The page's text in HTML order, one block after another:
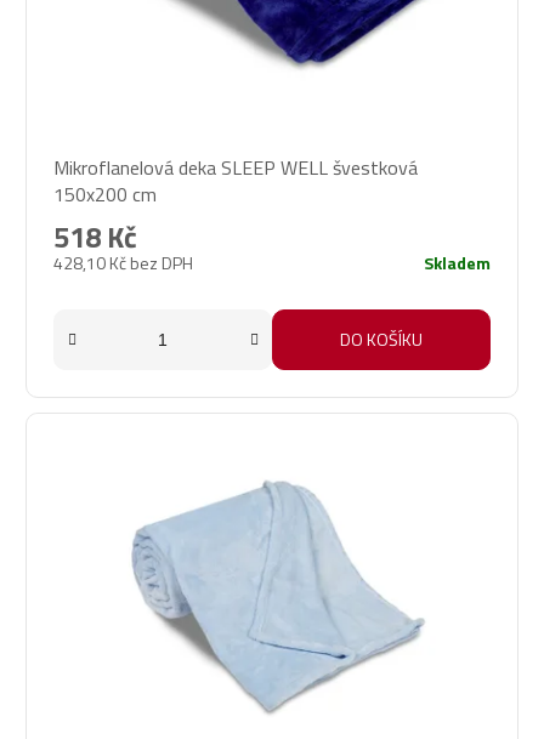
hodnocení
produktu
je
5,0
hvězdiček.
Mikroflanelová deka SLEEP WELL švestková
150x200 cm
428,10 Kč bez DPH
518 Kč
Skladem
DO KOŠÍKU